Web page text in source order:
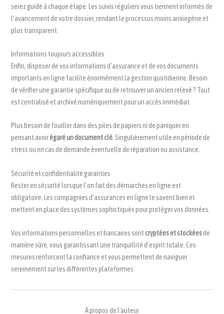
serez guidé à chaque étape. Les suivis réguliers vous tiennent informés de
l’avancement de votre dossier, rendant le processus moins anxiogène et
plus transparent.
Informations toujours accessibles
Enfin, disposer de vos informations d’assurance et de vos documents
importants en ligne facilite énormément la gestion quotidienne. Besoin
de vérifier une garantie spécifique ou de retrouver un ancien relevé ? Tout
est centralisé et archivé numériquement pour un accès immédiat.
Plus besoin de fouiller dans des piles de papiers ni de paniquer en
pensant avoirégaré un document clé . Singulièrement utile en période de
stress ou en cas de demande éventuelle de réparation ou assistance.
Sécurité et confidentialité garanties
Rester en sécurité lorsque l’on fait des démarches en ligne est
obligatoire. Les compagnies d’assurances en ligne le savent bien et
mettent en place des systèmes sophistiqués pour protéger vos données.
Vos informations personnelles et bancaires sontcryptées et stockéesde
manière sûre, vous garantissant une tranquillité d’esprit totale. Ces
mesures renforcent la confiance et vous permettent de naviguer
sereinement sur les différentes plateformes.
À propos de l'auteur